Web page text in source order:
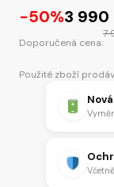
-50%
cena
7
990
3 990
Doporučená cena:
7
Použité zboží